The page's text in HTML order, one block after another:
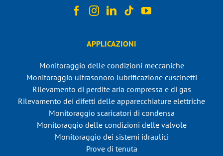
APPLICAZIONI
Monitoraggio delle condizioni meccaniche
Monitoraggio ultrasonoro lubrificazione cuscinetti
Rilevamento di perdite aria compressa e di gas
Rilevamento dei difetti delle apparecchiature elettriche
Monitoraggio scaricatori di condensa
Monitoraggio delle condizioni delle valvole
Monitoraggio dei sistemi idraulici
Prove di tenuta